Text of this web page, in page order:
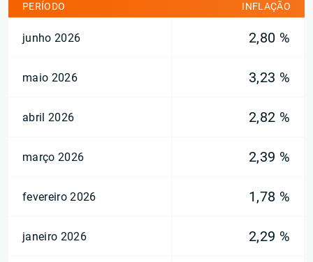
PERÍODO INFLAÇÃO
junho 2026 2,80 %
maio 2026 3,23 %
abril 2026 2,82 %
março 2026 2,39 %
fevereiro 2026 1,78 %
janeiro 2026 2,29 %